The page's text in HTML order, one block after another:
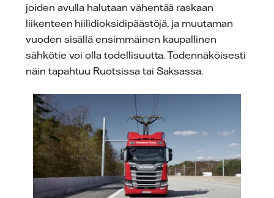
joiden avulla halutaan vähentää raskaan
liikenteen hiilidioksidipäästöjä, ja muutaman
vuoden sisällä ensimmäinen kaupallinen
sähkötie voi olla todellisuutta. Todennäköisesti
näin tapahtuu Ruotsissa tai Saksassa.